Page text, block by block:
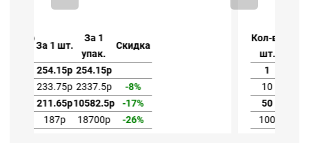
Кол-во
шт.
За 1 шт.
1 254.15р
10
233.75р 2337.5р
50
211.65р10582.5р
100
187р 18700р